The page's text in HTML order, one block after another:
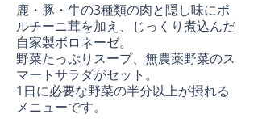
鹿・豚・牛の3種類の肉と隠し味にポ
ルチーニ茸を加え、じっくり煮込んだ
自家製ボロネーゼ。
野菜たっぷりスープ、無農薬野菜のス
マートサラダがセット。
1日に必要な野菜の半分以上が摂れる
メニューです。